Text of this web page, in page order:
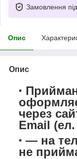
Замовлення
Опис
Опис
через
Email
— на
не